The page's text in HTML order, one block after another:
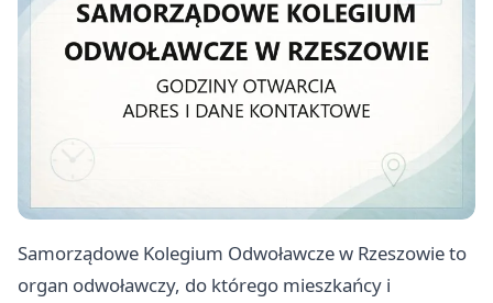
Samorządowe Kolegium Odwoławcze w Rzeszowie to
organ odwoławczy, do którego mieszkańcy i